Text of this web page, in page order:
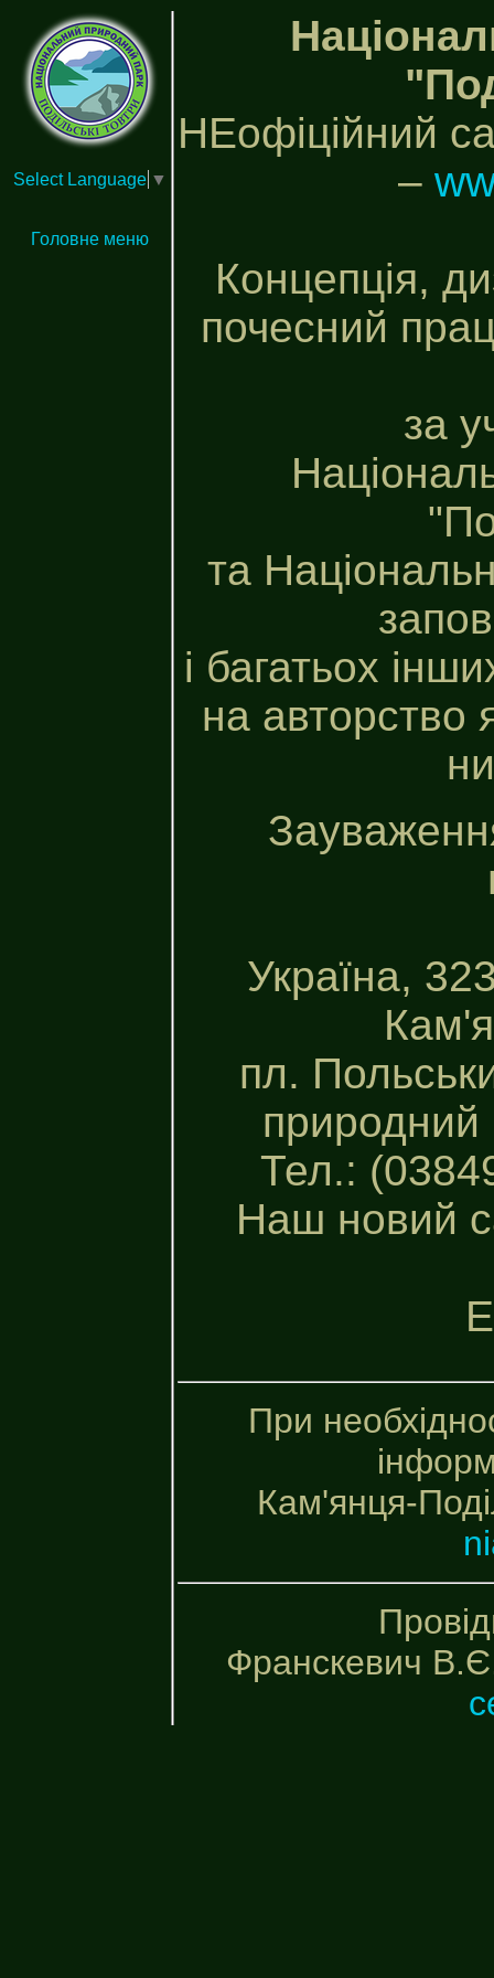
Select Language ▼
Головне меню
НЕофіційний
–
Концепція,
почесний
за
та
і багатьох
на авторство
Україна,
пл.
природний
Тел.:
Наш новий
При
Кам'янця-
Франскевич